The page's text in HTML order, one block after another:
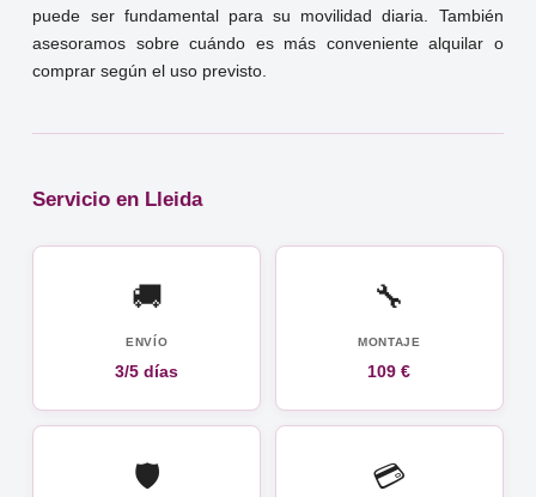
puede ser fundamental para su movilidad diaria. También
asesoramos sobre cuándo es más conveniente alquilar o
comprar según el uso previsto.
Servicio en Lleida
🚚
ENVÍO
3/5 días
🔧
MONTAJE
109 €
🛡️ 💳